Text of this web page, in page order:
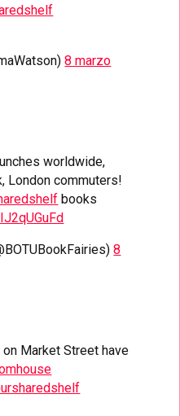
8 marzo
worldwide,
London commuters!
books
8
Market Street have